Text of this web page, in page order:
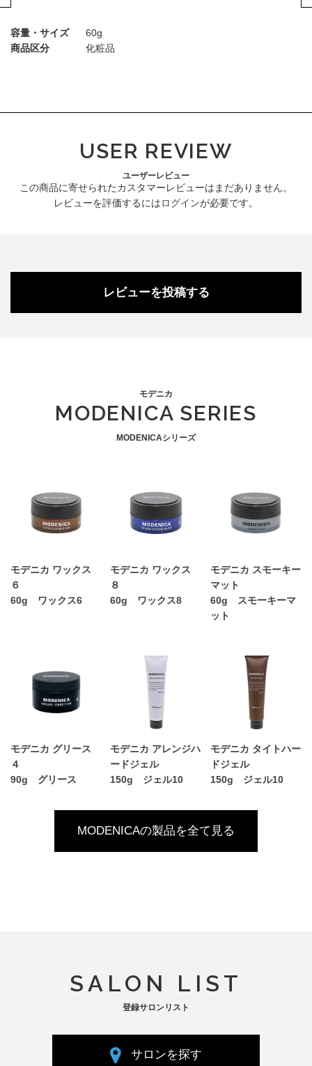
容量・サイズ
60g
商品区分
化粧品
USER REVIEW
ユーザーレビュー
この商品に寄せられたカスタマーレビューはまだありません。
レビューを評価するにはログインが必要です。
レビューを投稿する
モデニカ
MODENICA SERIES
MODENICAシリーズ
モデニカ ワックス
６
60g ワックス6
モデニカ ワックス
８
60g ワックス8
モデニカ スモーキー
マット
60g スモーキーマ
ット
モデニカ グリース
４
90g グリース
モデニカ アレンジハ
ードジェル
150g ジェル10
モデニカ タイトハー
ドジェル
150g ジェル10
MODENICAの製品を全て見る
SALON LIST
登録サロンリスト
サロンを探す